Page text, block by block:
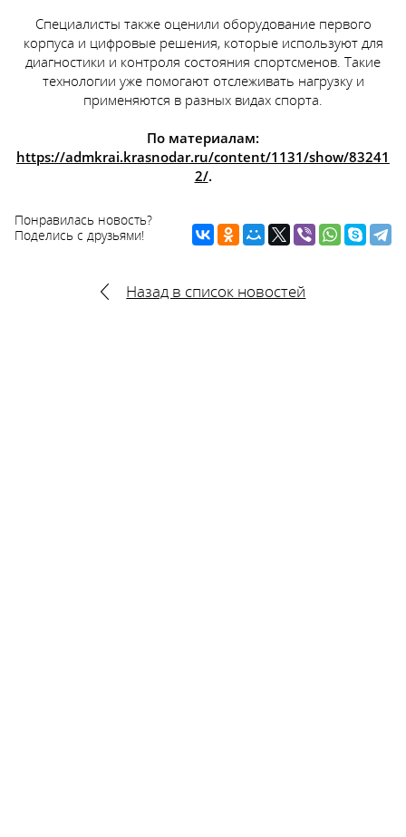
Специалисты также оценили оборудование первого
корпуса и цифровые решения, которые используют для
диагностики и контроля состояния спортсменов. Такие
технологии уже помогают отслеживать нагрузку и
применяются в разных видах спорта.
По материалам:
https://admkrai.krasnodar.ru/content/1131/show/83241
2/.
Понравилась новость?
Поделись с друзьями!
Назад в список новостей